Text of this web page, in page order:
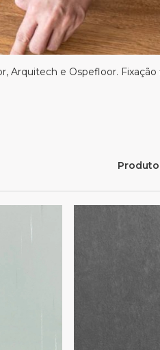
Arquitech e Ospefloor.